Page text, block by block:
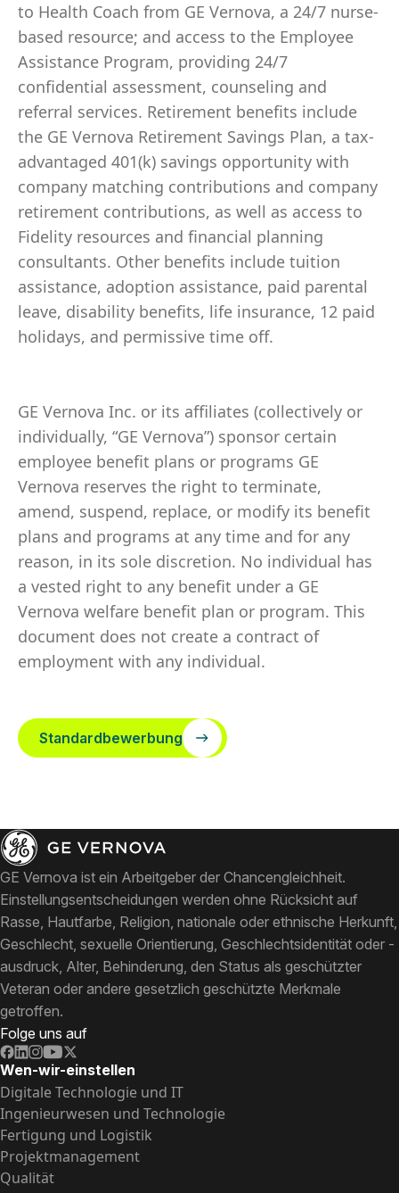
to Health Coach from GE Vernova, a 24/7 nurse-
based resource; and access to the Employee
Assistance Program, providing 24/7
confidential assessment, counseling and
referral services. Retirement benefits include
the GE Vernova Retirement Savings Plan, a tax-
advantaged 401(k) savings opportunity with
company matching contributions and company
retirement contributions, as well as access to
Fidelity resources and financial planning
consultants. Other benefits include tuition
assistance, adoption assistance, paid parental
leave, disability benefits, life insurance, 12 paid
holidays, and permissive time off.
GE Vernova Inc. or its affiliates (collectively or
individually, “GE Vernova”) sponsor certain
employee benefit plans or programs GE
Vernova reserves the right to terminate,
amend, suspend, replace, or modify its benefit
plans and programs at any time and for any
reason, in its sole discretion. No individual has
a vested right to any benefit under a GE
Vernova welfare benefit plan or program. This
document does not create a contract of
employment with any individual.
Standardbewerbung
GE Vernova ist ein Arbeitgeber der Chancengleichheit.
Einstellungsentscheidungen werden ohne Rücksicht auf
Rasse, Hautfarbe, Religion, nationale oder ethnische Herkunft,
Geschlecht, sexuelle Orientierung, Geschlechtsidentität oder -
ausdruck, Alter, Behinderung, den Status als geschützter
Veteran oder andere gesetzlich geschützte Merkmale
getroffen.
Folge uns auf
Wen-wir-einstellen
Digitale Technologie und IT
Ingenieurwesen und Technologie
Fertigung und Logistik
Projektmanagement
Qualität